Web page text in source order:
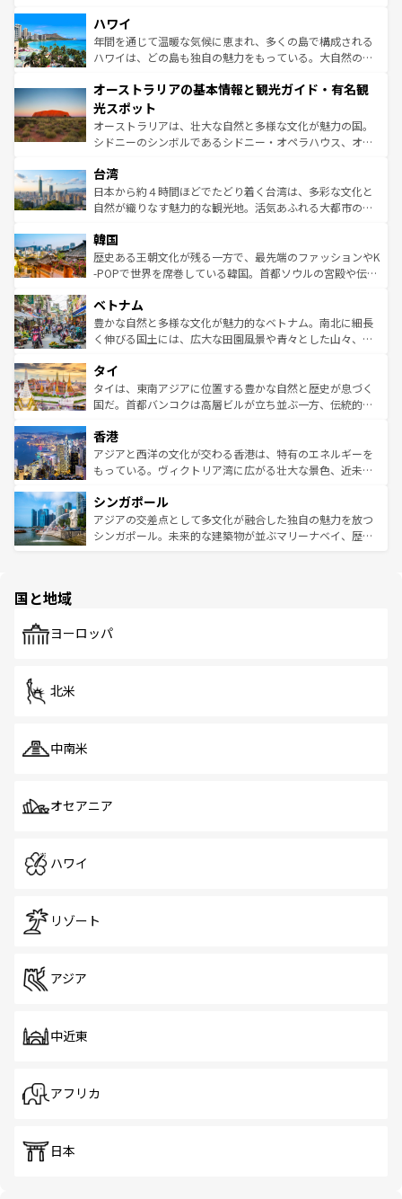
着のスイス情報は
のような巨大都市は、観光、ショッピング、エンターテイ
ンメントが詰まった刺激的なスポットだ。一方、アメリカ
西部には大自然が広がり、グランドキャニオンやイエロー
部のニューオーリンズでは、音楽と美食が融合した独特の
文化が魅力。旅行者はアメリカの各地域で異なる魅力を楽
しみながら、その多様性と豊かな歴史を感じることができ
るだろう。車でのロードトリップや列車の旅も、アメリカ
情報は
ハワイ
年間を通じて温暖な気候に恵まれ、多くの島で構成される
ハワイは、どの島も独自の魅力をもっている。大自然の神
ワイ島は見逃せない。また、定番の観光地といえばオアフ
島だが、静かな自然を求めるならマウイ島やカウアイ島が
おすすめ。エメラルドグリーンに輝く海をはじめ、豊かな
文化や歴史が息づいている。「アロハスピリット」と呼ば
人々、おいしいローカルフードやハワイアンミュージッ
ク、伝統的なフラダンスなど、すべてがハワイの魅力を彩
っている。訪れるたびに新しい発見と感動が待っているハ
はコンテンツ一覧
オーストラリアの基本情報と観光ガイド・有名観
光スポット
オーストラリアは、壮大な自然と多様な文化が魅力の国。
シドニーのシンボルであるシドニー・オペラハウス、オー
リアリーフや大陸中央部にそびえるウルル（エアーズロッ
ク）、タスマニアの美しい原生林やケアンズの熱帯雨林な
ど、見どころがたくさん。また、カフェやワイン、オージ
いる。アクティビティも充実しており、サーフィンやダイ
ビング、ハイキングなど、アウトドア好きにはたまらな
い。オーストラリアの多彩な魅力を存分に味わいつくそ
参照してほしい。
台湾
日本から約４時間ほどでたどり着く台湾は、多彩な文化と
自然が織りなす魅力的な観光地。活気あふれる大都市の台
ン）、静ひつな山岳地帯である台湾東部など、都市の喧騒
と山間の静けさが共存しており、訪れる人に新しい発見と
驚きをもたらしてくれる。また、奥深い台湾の食文化も魅
容にもいいと評判のスイーツなど、バラエティ豊かな料理
が味わえる。 なお、新着の台湾情報は コンテンツ一覧を参
照してほしい。
韓国
歴史ある王朝文化が残る一方で、最先端のファッションやK
-POPで世界を席巻している韓国。首都ソウルの宮殿や伝統
き、地方に足を延ばせば四季折々の自然美を楽しむことが
できる。そして、キムチや焼肉、絶品のストリートフード
まで、さまざまな韓国料理が待っている。夜には、韓国な
リティに包まれながら、韓国の多彩な魅力を心ゆくまで味
わってみてほしい。 なお、新着の韓国情報はコンテンツ一
覧を参照してほしい。
ベトナム
豊かな自然と多様な文化が魅力的なベトナム。南北に細長
く伸びる国土には、広大な田園風景や青々とした山々、世
急速な発展と共に伝統が息づく。ハノイの古い町並みやホ
ーチミン市のフランス統治時代の建物も、独特の雰囲気を
醸し出している。また、バラエティの豊かさとおいしさで
とつ。フォーやバインミー、ベトナムコーヒーなどは、ぜ
ひ現地で味わいたい。どの地域を訪れてもあたたかい人々
が旅行者を迎えてくれるので、きっと忘れられない旅にな
参照してほしい。
タイ
タイは、東南アジアに位置する豊かな自然と歴史が息づく
国だ。首都バンコクは高層ビルが立ち並ぶ一方、伝統的な
の活気が交差している。北部ではチェンマイなどの山岳地
帯で自然と触れ合い、南部ではプーケットやクラビの美し
いビーチでリゾート気分を楽しむことができる。タイ料理
激する。気候は一年中温暖で、どの季節にも異なる楽しみ
が待っている。親しみやすいタイの人々、仏教を中心とし
た文化、そして多様な観光資源が、訪れる旅人を魅了し続
香港
アジアと西洋の文化が交わる香港は、特有のエネルギーを
もっている。ヴィクトリア湾に広がる壮大な景色、近未来
み、どこを訪れても感動するはず。観光スポットが密集し
ており、効率よく見どころを回れるのも魅力。息をのむよ
うな絶景から文化的な体験まで、香港を存分に楽しみ尽く
シンガポール
アジアの交差点として多文化が融合した独自の魅力を放つ
シンガポール。未来的な建築物が並ぶマリーナベイ、歴史
で、ホーカーズは地元の風情を楽しめる外せないスポット
国と地域
ヨーロッパ
北米
中南米
オセアニア
ハワイ
リゾート
アジア
中近東
アフリカ
日本